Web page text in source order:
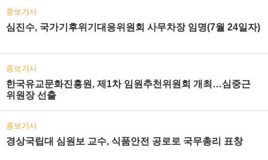
종보기사
심진수, 국가기후위기대응위원회 사무차장 임명(7월 24일자)
종보기사
한국유교문화진흥원, 제1차 임원추천위원회 개최…심중근
위원장 선출
종보기사
경상국립대 심원보 교수, 식품안전 공로로 국무총리 표창